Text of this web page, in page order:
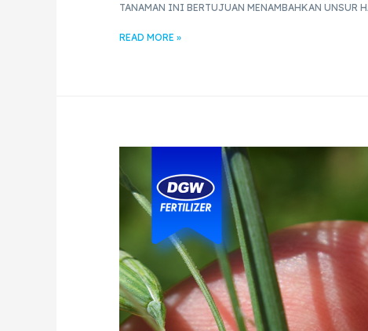
TANAMAN INI BERTUJUAN MENAMBAHKAN UNSUR
READ MORE »